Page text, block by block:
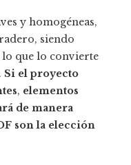
y homogéneas,
siendo
que lo convierte
Si el proyecto
, elementos
de manera
son la elección